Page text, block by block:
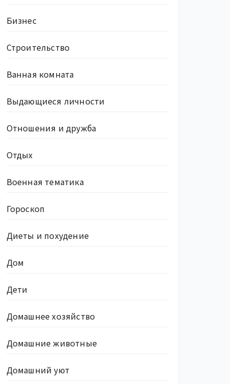
Бизнес
Строительство
Ванная комната
Выдающиеся личности
Отношения и дружба
Отдых
Военная тематика
Гороскоп
Диеты и похудение
Дом
Дети
Домашнее хозяйство
Домашние животные
Домашний уют